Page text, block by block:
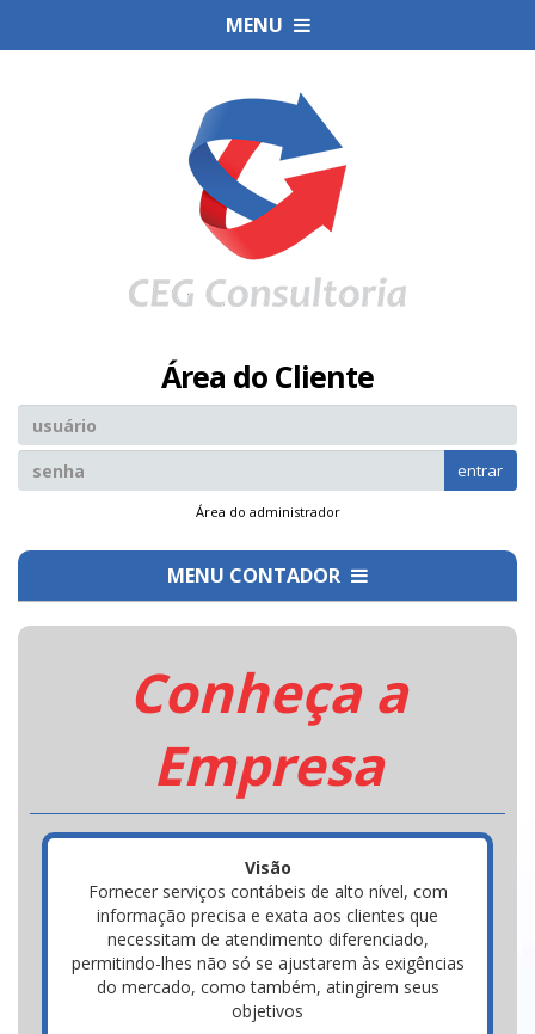
Área do Cliente
entrar
Área do administrador
MENU CONTADOR
MENU
Conheça a
Empresa
Visão
Fornecer serviços contábeis de alto nível, com
informação precisa e exata aos clientes que
necessitam de atendimento diferenciado,
permitindo-lhes não só se ajustarem às exigências
do mercado, como também, atingirem seus
objetivos